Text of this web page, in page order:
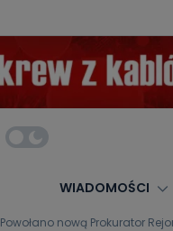
WIADOMOŚCI
Powołano nową Prokurator